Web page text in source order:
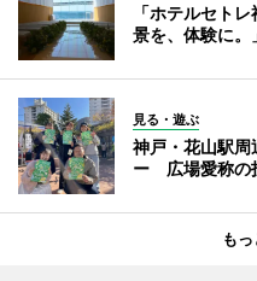
「ホテルセト
景を、体験に。
見る・遊ぶ
神戸・花山駅周
ー 広場愛称の
も